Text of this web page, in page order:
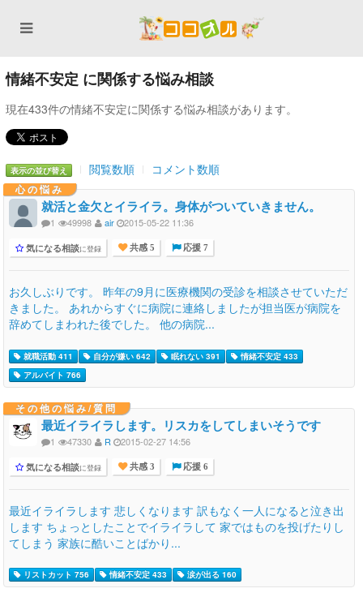
情緒不安定 に関係する悩み相談
現在433件の情緒不安定に関係する悩み相談があります。
表示の並び替え 閲覧数順 コメント数順
心の悩み
就活と金欠とイライラ。身体がついていきません。
1 49998 air 2015-05-22 11:36
気になる相談に登録 共感 5 応援 7
お久しぶりです。 昨年の9月に医療機関の受診を相談させていただ
きました。 あれからすぐに病院に連絡しましたが担当医が病院を
辞めてしまわれた後でした。 他の病院...
就職活動 411 自分が嫌い 642 眠れない 391
情緒不安定 433
アルバイト 766
その他の悩み/質問
最近イライラします。リスカをしてしまいそうです
1 47330 R 2015-02-27 14:56
気になる相談に登録 共感 3 応援 6
最近イライラします 悲しくなります 訳もなく一人になると泣き出
します ちょっとしたことでイライラして 家ではものを投げたりし
てしまう 家族に酷いことばかり...
リストカット 756 情緒不安定 433 涙が出る 160